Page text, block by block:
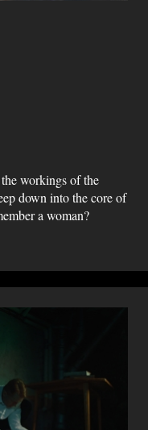
workings of the
down into the core of
a woman?